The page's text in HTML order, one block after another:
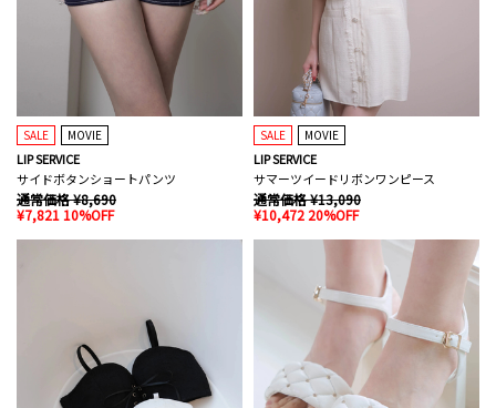
SALE MOVIE
LIP SERVICE
サイドボタンショートパンツ
通常価格 ¥8,690
¥7,821 10%OFF
SALE MOVIE
LIP SERVICE
サマーツイードリボンワンピース
通常価格 ¥13,090
¥10,472 20%OFF